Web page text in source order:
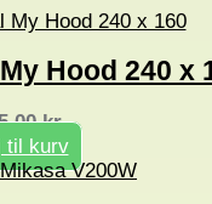
Hood 240 x
kr.
til kurv